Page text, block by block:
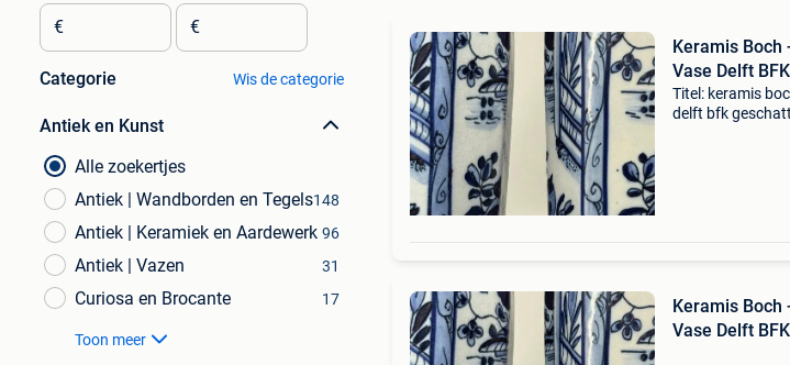
€ €
Categorie Wis de categorie
Antiek en Kunst
Alle zoekertjes
Antiek | Wandborden en Tegels148
Antiek | Keramiek en Aardewerk 96
Antiek | Vazen 31
Curiosa en Brocante 17
Toon meer
Keramis Boch
Vase Delft BFK
Titel: keramis
delft bfk
Keramis Boch
Vase Delft BFK